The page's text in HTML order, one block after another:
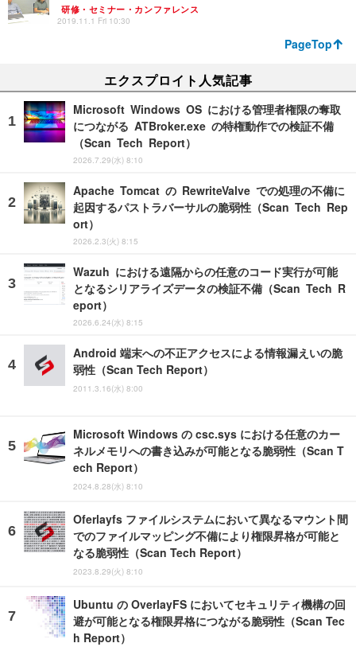
研修・セミナー・カンファレンス
2019.11.1 Fri 10:30
PageTop
エクスプロイト人気記事
Microsoft Windows OS における管理者権限の奪取
につながる ATBroker.exe の特権動作での検証不備
（Scan Tech Report）
2026.7.29(水) 8:10
Apache Tomcat の RewriteValve での処理の不備に
起因するパストラバーサルの脆弱性（Scan Tech Rep
ort）
2026.2.3(火) 8:15
Wazuh における遠隔からの任意のコード実行が可能
となるシリアライズデータの検証不備（Scan Tech R
eport）
2026.6.24(水) 8:15
Android 端末への不正アクセスによる情報漏えいの脆
弱性（Scan Tech Report）
2011.3.16(水) 8:00
Microsoft Windows の csc.sys における任意のカー
ネルメモリへの書き込みが可能となる脆弱性（Scan T
ech Report）
2024.8.28(水) 8:10
Oferlayfs ファイルシステムにおいて異なるマウント間
でのファイルマッピング不備により権限昇格が可能と
なる脆弱性（Scan Tech Report）
2023.8.29(火) 8:10
Ubuntu の OverlayFS においてセキュリティ機構の回
避が可能となる権限昇格につながる脆弱性（Scan Tec
h Report）